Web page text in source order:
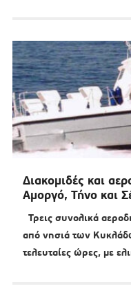
Διακομιδές και
Αμοργό, Τήνο και
Τρεις συνολικά
από νησιά των
τελευταίες ώρες, με